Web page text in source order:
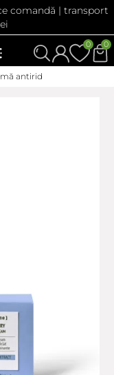
comandă | transport
0
0
antirid